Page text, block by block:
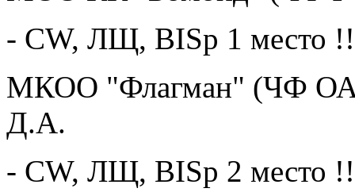
- CW, ЛЩ, BISp 1 место
МКОО "Флагман" (ЧФ
Д.А.
- CW, ЛЩ, BISp 2 место